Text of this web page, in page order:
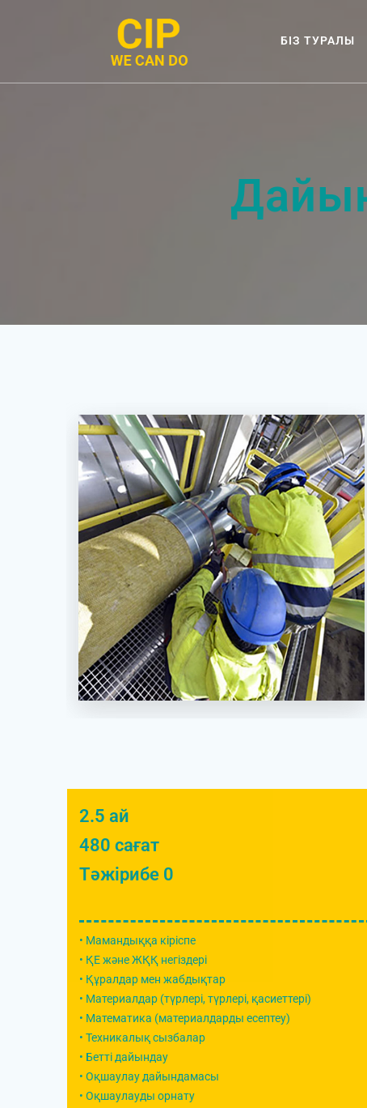
БІЗ ТУРАЛЫ
2.5 ай
480 сағат
Тәжірибе 0
• Мамандыққа кіріспе
• ҚЕ және ЖҚҚ негіздері
• Құралдар мен жабдықтар
• Материалдар (түрлері, түрлері, қасиеттері)
• Математика (материалдарды есептеу)
• Техникалық сызбалар
• Бетті дайындау
• Оқшаулау дайындамасы
• Оқшаулауды орнату